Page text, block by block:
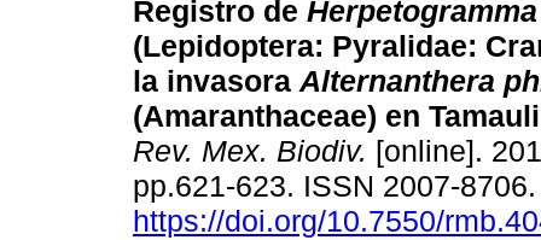
Registro de
(Lepidoptera: Pyralidae:
la invasora Alternanthera
(Amaranthaceae) en
Rev. Mex. Biodiv. [online].
pp.621-623. ISSN 2007-
https://doi.org/10.7550/